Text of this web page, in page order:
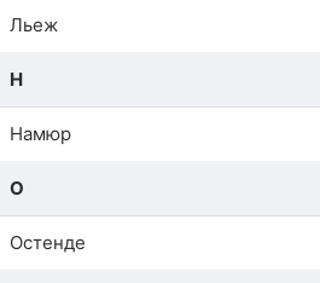
Льеж
Н
Намюр
О
Остенде